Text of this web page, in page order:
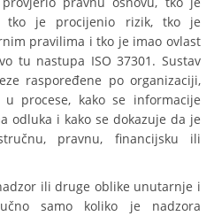
tko je procijenio rizik, tko je
pravilima i tko je imao ovlast
tu nastupa ISO 37301. Sustav
raspoređene po organizaciji,
procese, kako se informacije
odluka i kako se dokazuje da je
pravnu, financijsku ili
ili druge oblike unutarnje i
samo koliko je nadzora